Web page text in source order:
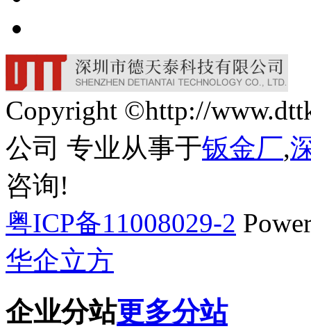
Copyright ©http://
公司 专业从事于钣金厂,
咨询!
粤ICP备11008029-2
华企立方
企业分站更多分站